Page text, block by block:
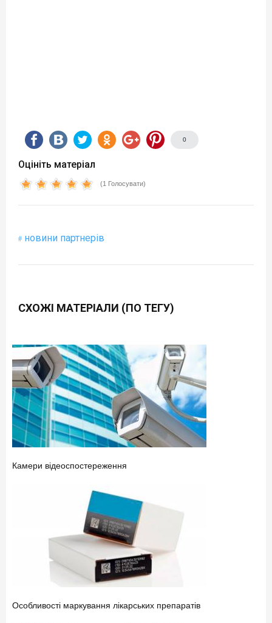
0
Оцініть матеріал
(1 Голосувати)
новини партнерів
СХОЖІ МАТЕРІАЛИ (ПО ТЕГУ)
Камери відеоспостереження
Особливості маркування лікарських препаратів